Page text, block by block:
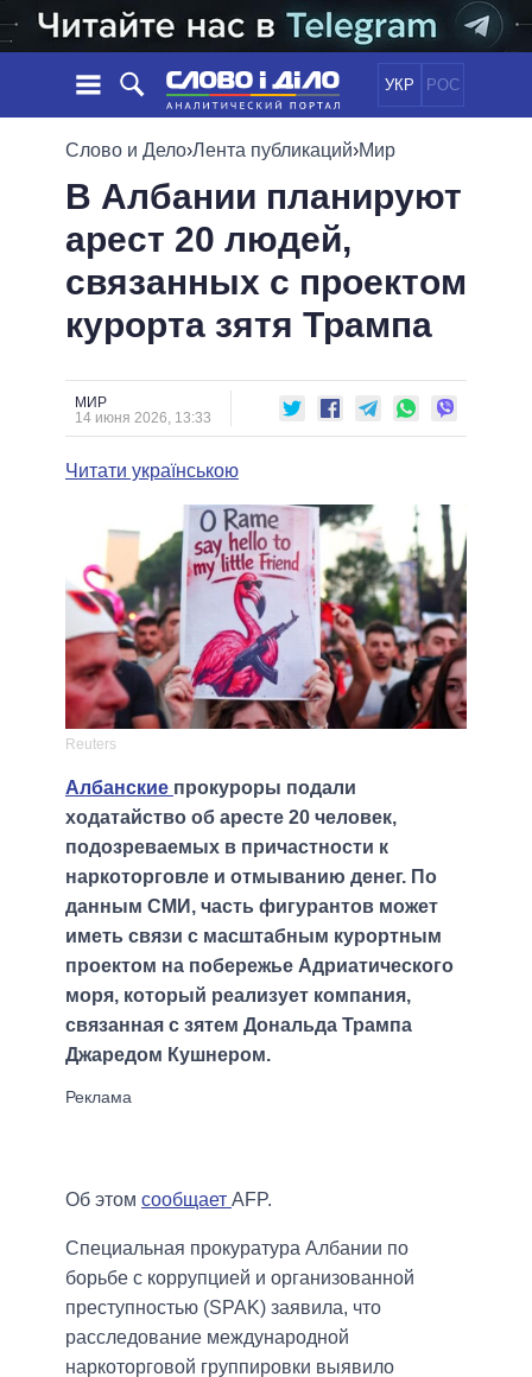
УКР РОС
НОВОСТИ
ЛЕНТА
СОБЫТИЯ
СТАТЬИ
ОБЗОРЫ
ДАЙДЖЕСТЫ
ПОЛИТИКА
ЭКОНОМИКА
ОБЩЕСТВО
МИР
ОБЕЩАНИЯ
ПОЛИТИКИ
ПРЕЗИДЕНТ И ОФИС
ВЕРХОВНАЯ РАДА
КАБИНЕТ МИНИСТРОВ
МЭРЫ
ВСЕ ПЕРСОНЫ
ИНФОГРАФИКА
ПОДДЕРЖАТЬ
СРАВНЕНИЕ ПОЛИТИКОВ
Слово и Дело›Лента публикаций›Мир
В Албании планируют
арест 20 людей,
связанных с проектом
курорта зятя Трампа
МИР
14 июня 2026, 13:33
Читати українською
Reuters
Албанские прокуроры подали
ходатайство об аресте 20 человек,
подозреваемых в причастности к
наркоторговле и отмыванию денег. По
данным СМИ, часть фигурантов может
иметь связи с масштабным курортным
проектом на побережье Адриатического
моря, который реализует компания,
связанная с зятем Дональда Трампа
Джаредом Кушнером.
Об этом сообщает AFP.
Специальная прокуратура Албании по
борьбе с коррупцией и организованной
преступностью (SPAK) заявила, что
расследование международной
наркоторговой группировки выявило